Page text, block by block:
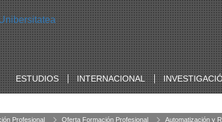
ESTUDIOS INTERNACIONAL
Profesional Oferta Formación Profesional Automatización y